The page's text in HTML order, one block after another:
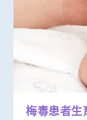
梅毒患者生